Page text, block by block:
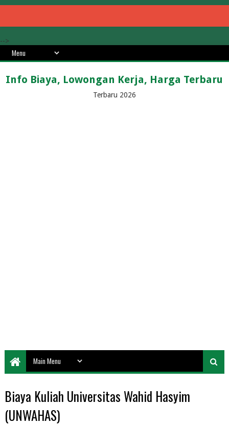
-->
Info Biaya, Lowongan Kerja, Harga Terbaru
Terbaru 2026
Biaya Kuliah Universitas Wahid Hasyim
(UNWAHAS)